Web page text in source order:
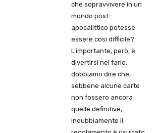
che sopravvivere in un
mondo post-
apocalittico potesse
essere così difficile?
L’importante, però, è
divertirsi nel farlo:
dobbiamo dire che,
sebbene alcune carte
non fossero ancora
quelle definitive,
indubbiamente il